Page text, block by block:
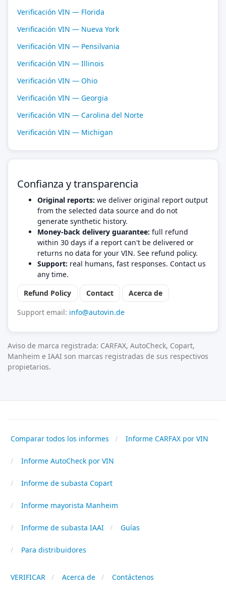
Verificación VIN — Florida
Verificación VIN — Nueva York
Verificación VIN — Pensilvania
Verificación VIN — Illinois
Verificación VIN — Ohio
Verificación VIN — Georgia
Verificación VIN — Carolina del Norte
Verificación VIN — Michigan
Confianza y transparencia
Original reports: we deliver original report output
from the selected data source and do not
generate synthetic history.
Money-back delivery guarantee: full refund
within 30 days if a report can't be delivered or
returns no data for your VIN. See refund policy.
Support: real humans, fast responses. Contact us
any time.
Refund Policy
Contact
Acerca de
Support email: info@autovin.de
Aviso de marca registrada: CARFAX, AutoCheck, Copart,
Manheim e IAAI son marcas registradas de sus respectivos
propietarios.
Comparar todos los informes Informe CARFAX por VIN
Informe AutoCheck por VIN
Informe de subasta Copart
Informe mayorista Manheim
Informe de subasta IAAI Guías
Para distribuidores
VERIFICAR Acerca de Contáctenos